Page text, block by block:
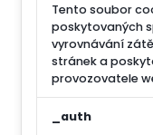
Tento soubor
poskytovaných
vyrovnávání
stránek a
provozovatele
_auth